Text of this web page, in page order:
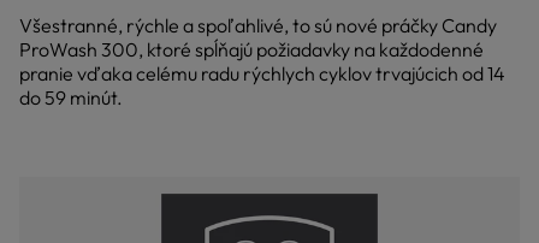
Všestranné, rýchle a spoľahlivé, to sú nové práčky Candy
ProWash 300, ktoré spĺňajú požiadavky na každodenné
pranie vďaka celému radu rýchlych cyklov trvajúcich od 14
do 59 minút.